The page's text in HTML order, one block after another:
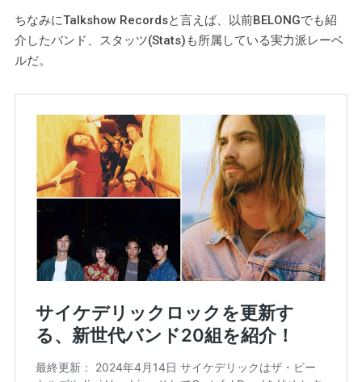
ちなみにTalkshow Recordsと言えば、以前BELONGでも紹
介したバンド、スタッツ(Stats)も所属している実力派レーベ
ルだ。